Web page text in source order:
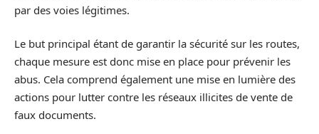
par des voies légitimes.
Le but principal étant de garantir la sécurité sur les routes,
chaque mesure est donc mise en place pour prévenir les
abus. Cela comprend également une mise en lumière des
actions pour lutter contre les réseaux illicites de vente de
faux documents.